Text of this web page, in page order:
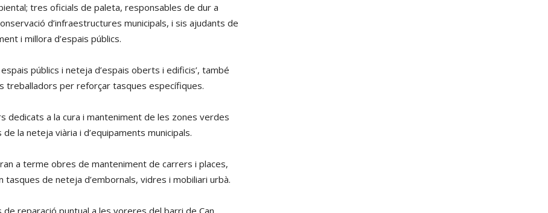
tres oficials de paleta, responsables de dur a
d’infraestructures municipals, i sis ajudants de
i millora d’espais públics.
públics i neteja d’espais oberts i edificis’, també
treballadors per reforçar tasques específiques.
dedicats a la cura i manteniment de les zones verdes
la neteja viària i d’equipaments municipals.
a terme obres de manteniment de carrers i places,
de neteja d’embornals, vidres i mobiliari urbà.
reparació puntual a les voreres del barri de Can